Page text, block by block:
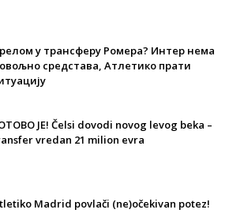
у трансферу Ромера? Интер нема
средстава, Атлетико прати
ЈЕ! Čelsi dovodi novog levog beka –
vredan 21 milion evra
Madrid povlači (ne)očekivan potez!